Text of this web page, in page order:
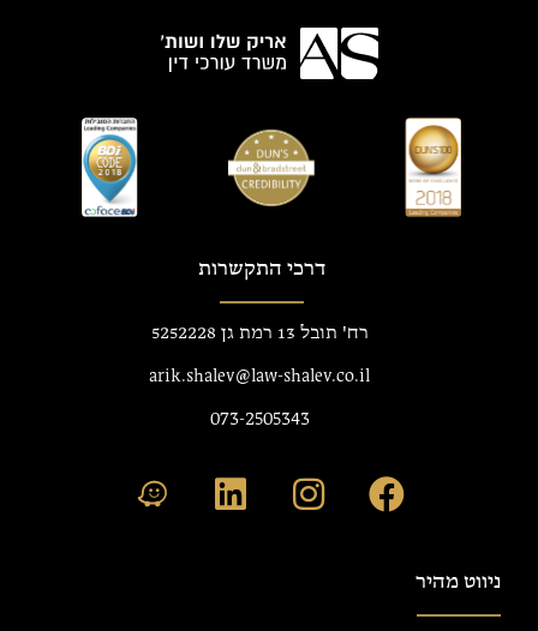
דרכי התקשרות
רח' תובל 13 רמת גן 5252228
arik.shalev@law-shalev.co.il
073-2505343
ניווט מהיר